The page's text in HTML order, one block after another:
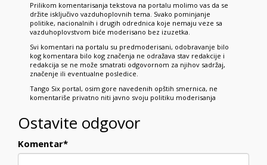
Prilikom komentarisanja tekstova na portalu molimo vas da se
držite isključivo vazduhoplovnih tema. Svako pominjanje
politike, nacionalnih i drugih odrednica koje nemaju veze sa
vazduhoplovstvom biće moderisano bez izuzetka.
Svi komentari na portalu su predmoderisani, odobravanje bilo
kog komentara bilo kog značenja ne odražava stav redakcije i
redakcija se ne može smatrati odgovornom za njihov sadržaj,
značenje ili eventualne posledice.
Tango Six portal, osim gore navedenih opštih smernica, ne
komentariše privatno niti javno svoju politiku moderisanja
Ostavite odgovor
Komentar*